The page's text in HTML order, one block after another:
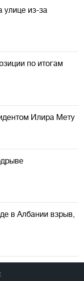
улице из-за
по итогам
Илира Мету
в Албании взрыв,